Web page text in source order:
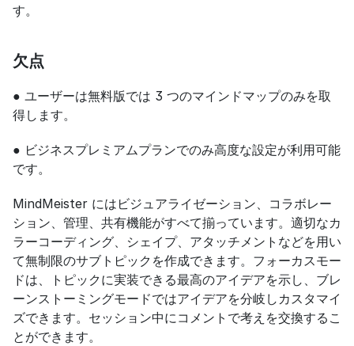
す。
欠点
● ユーザーは無料版では 3 つのマインドマップのみを取
得します。
● ビジネスプレミアムプランでのみ高度な設定が利用可能
です。
MindMeister にはビジュアライゼーション、コラボレー
ション、管理、共有機能がすべて揃っています。適切なカ
ラーコーディング、シェイプ、アタッチメントなどを用い
て無制限のサブトピックを作成できます。フォーカスモー
ドは、トピックに実装できる最高のアイデアを示し、ブレ
ーンストーミングモードではアイデアを分岐しカスタマイ
ズできます。セッション中にコメントで考えを交換するこ
とができます。